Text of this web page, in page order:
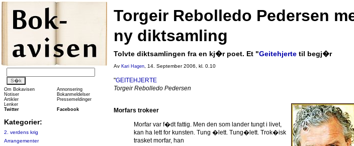
Om Bokavisen
Annonsering
Notiser
Bokanmeldelser
Artikler
Pressemeldinger
Lenker
Twitter
Facebook
Kategorier:
2. verdens krig
Arrangementer
Torgeir Rebolledo Pedersen
ny diktsamling
Tolvte diktsamlingen fra en kj�r poet. Et "Geitehjerte til begj�r
Av Kari Hagen , 14. September 2006, kl. 0.10
"GEITEHJERTE
Torgeir Rebolledo Pedersen
Morfars trokeer
Morfar var f�dt fattig. Men den som lander tungt i livet,
kan ha lett for kunsten. Tung �lett. Tung�lett. Trok�isk
trasket morfar, han